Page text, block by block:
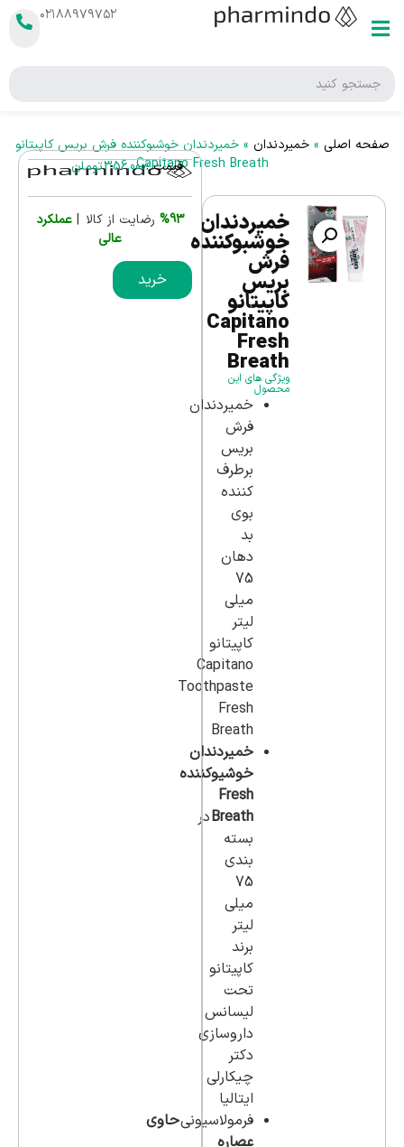
۰۲۱۸۸۹۷۹۷۵۲
صفحه اصلی »خمیردندان »خمیردندان خوشبوکننده فرش بریس کاپیتانو
Capitano Fresh Breath
خمیردندان
خوشبوکننده
فرش
بریس
کاپیتانو
Capitano
Fresh
Breath
ویژگی های این
محصول
خمیردندان
فرش
بریس
برطرف
کننده
بوی
بد
دهان
75
میلی
لیتر
کاپیتانو
Capitano
Toothpaste
Fresh
Breath
خمیردندان
خوشیوکننده
Fresh
Breathدر
بسته
بندی
75
میلی
لیتر
برند
کاپیتانو
تحت
لیسانس
داروسازی
دکتر
چیکارلی
ایتالیا
فرمولاسیونیحاوی
قیمت :356,000تومان
%93 رضایت از کالا | عملکرد
عالی
خرید